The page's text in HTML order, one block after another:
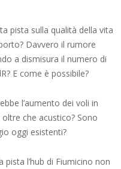
pista sulla qualità della vita
Davvero il rumore
a dismisura il numero di
E come è possibile?
l’aumento dei voli in
che acustico? Sono
oggi esistenti?
l’hub di Fiumicino non